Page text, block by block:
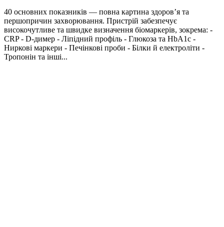
40 основних показників — повна картина здоров’я та
першопричин захворювання. Пристрій забезпечує
високочутливе та швидке визначення біомаркерів, зокрема: -
CRP - D-димер - Ліпідний профіль - Глюкоза та HbA1c -
Ниркові маркери - Печінкові проби - Білки й електроліти -
Тропонін та інші...